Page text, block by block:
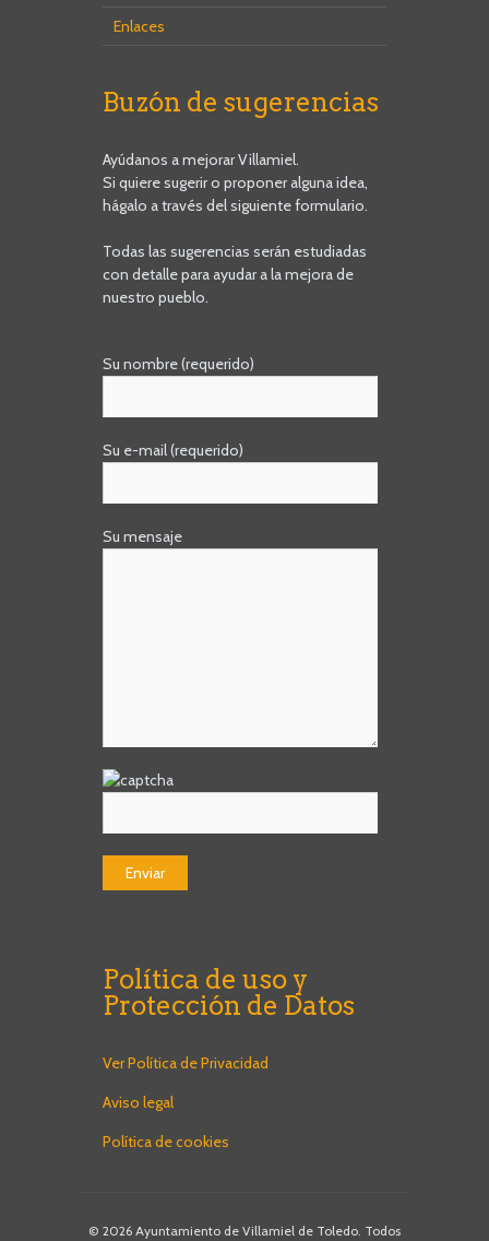
Enlaces
Buzón de sugerencias
Ayúdanos a mejorar Villamiel.
Si quiere sugerir o proponer alguna idea,
hágalo a través del siguiente formulario.
Todas las sugerencias serán estudiadas
con detalle para ayudar a la mejora de
nuestro pueblo.
Su nombre (requerido)
Su e-mail (requerido)
Su mensaje
Política de uso y
Protección de Datos
Ver Política de Privacidad
Aviso legal
Política de cookies
© 2026 Ayuntamiento de Villamiel de Toledo. Todos